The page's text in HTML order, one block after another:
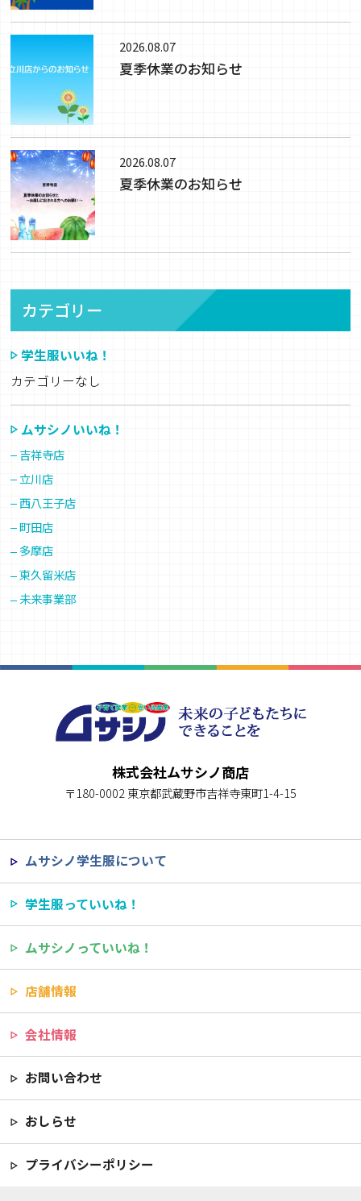
2026.08.07
夏季休業のお知らせ
2026.08.07
夏季休業のお知らせ
カテゴリー
学生服いいね！
カテゴリーなし
ムサシノいいね！
吉祥寺店
立川店
西八王子店
町田店
多摩店
東久留米店
未来事業部
株式会社ムサシノ商店
〒180-0002 東京都武蔵野市吉祥寺東町1-4-15
ムサシノ学生服について
学生服っていいね！
ムサシノっていいね！
店舗情報
会社情報
お問い合わせ
おしらせ
プライバシーポリシー